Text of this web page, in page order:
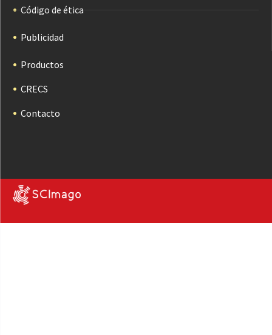
Código de ética
Publicidad
Productos
CRECS
Contacto